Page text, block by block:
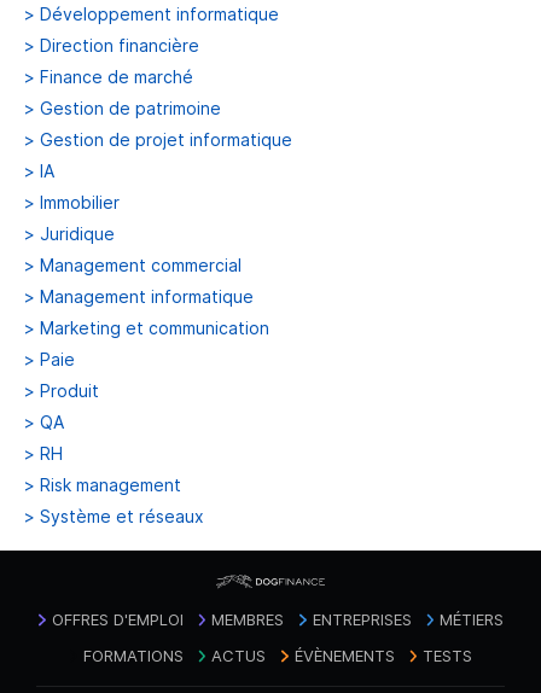
> Développement informatique
> Direction financière
> Finance de marché
> Gestion de patrimoine
> Gestion de projet informatique
> IA
> Immobilier
> Juridique
> Management commercial
> Management informatique
> Marketing et communication
> Paie
> Produit
> QA
> RH
> Risk management
> Système et réseaux
OFFRES D'EMPLOI MEMBRES ENTREPRISES
MÉTIERS
FORMATIONS
ACTUS ÉVÈNEMENTS TESTS